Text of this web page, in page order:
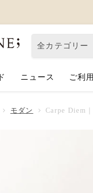
全カテゴリー
ご利
ニュース
業のお知らせ
父の日】お父さんへ
モダン Carpe Diem